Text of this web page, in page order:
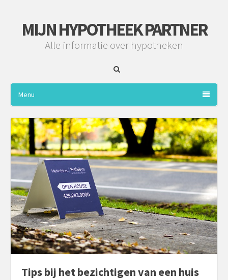
MIJN HYPOTHEEK PARTNER
Alle informatie over hypotheken
Menu
Tips bij het bezichtigen van een huis